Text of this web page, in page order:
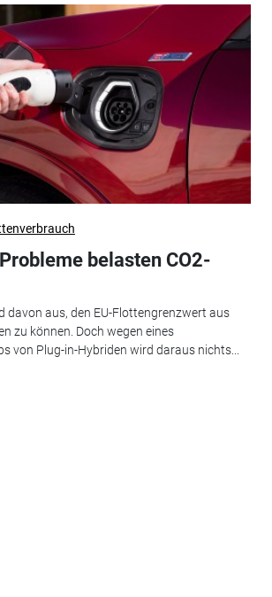
belasten CO2-
davon aus, den EU-Flottengrenzwert aus
zu können. Doch wegen eines
von Plug-in-Hybriden wird daraus nichts...